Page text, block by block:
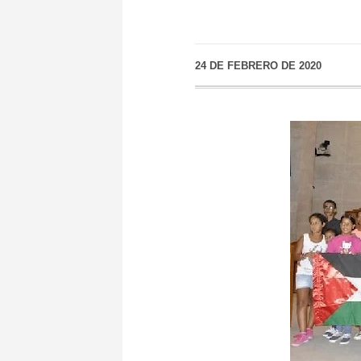
24 DE FEBRERO DE 2020